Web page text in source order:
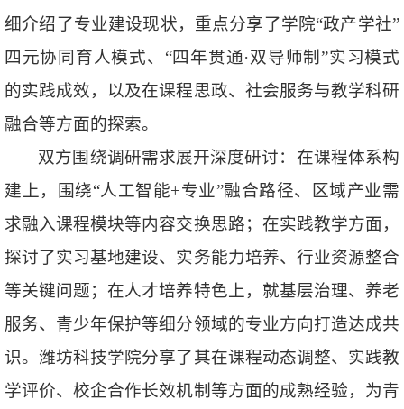
细介绍了专业建设现状，重点分享了学院“政产学社”
四元协同育人模式、“四年贯通·双导师制”实习模式
的实践成效，以及在课程思政、社会服务与教学科研
融合等方面的探索。
双方围绕调研需求展开深度研讨：在课程体系构
建上，围绕“人工智能+专业”融合路径、区域产业需
求融入课程模块等内容交换思路；在实践教学方面，
探讨了实习基地建设、实务能力培养、行业资源整合
等关键问题；在人才培养特色上，就基层治理、养老
服务、青少年保护等细分领域的专业方向打造达成共
识。潍坊科技学院分享了其在课程动态调整、实践教
学评价、校企合作长效机制等方面的成熟经验，为青